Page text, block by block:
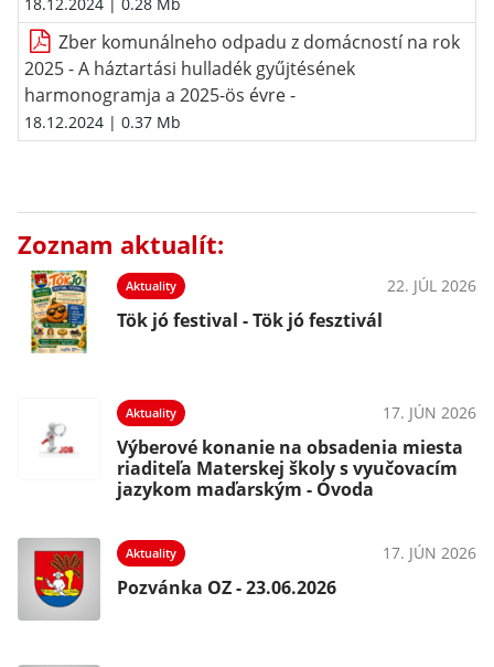
Zber komunálneho odpadu z domácností na rok
2025 - A háztartási hulladék gyűjtésének
harmonogramja a 2025-ös évre -
18.12.2024 | 0.37 Mb
Zoznam aktualít:
Aktuality 22. JÚL 2026
Tök jó festival - Tök jó fesztivál
Aktuality 17. JÚN 2026
Výberové konanie na obsadenia miesta
riaditeľa Materskej školy s vyučovacím
jazykom maďarským - Óvoda
Aktuality 17. JÚN 2026
Pozvánka OZ - 23.06.2026